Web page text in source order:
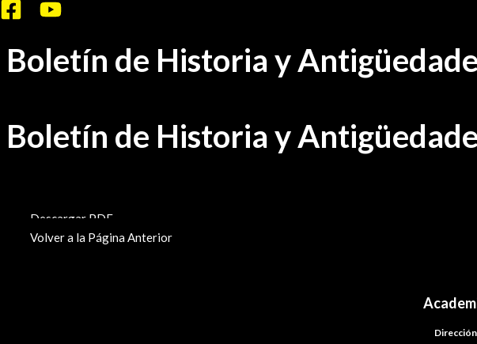
Ir
contenido
Boletín de Historia y
Boletín de Historia y
Descargar PDF
Volver a la Página Anterior